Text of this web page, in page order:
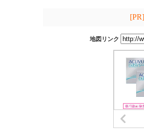
[PR]
地図リンク